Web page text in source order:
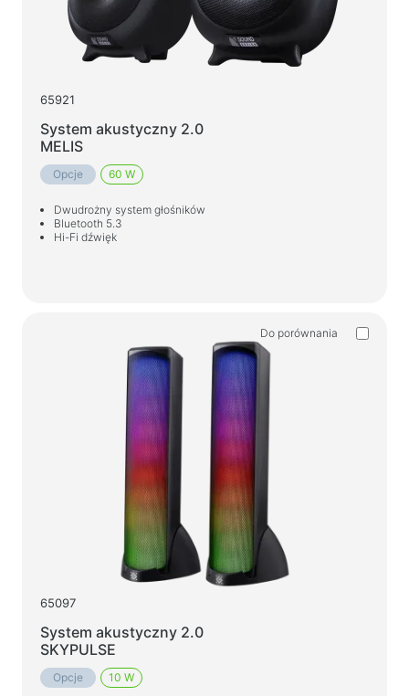
65921
System akustyczny 2.0
MELIS
Opcje 60 W
Dwudrożny system głośników
Bluetooth 5.3
Hi-Fi dźwięk
Do porównania
65097
System akustyczny 2.0
SKYPULSE
Opcje 10 W